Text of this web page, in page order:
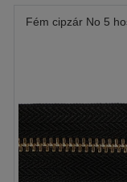
Fém cipzár No 5